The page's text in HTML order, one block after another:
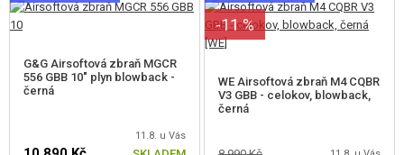
VZDUCHOVÉ ZBRANĚ, PRAKY
KULIČKY, PLYN
AKUMULÁTORY, NABÍJEČKY
G&G Airsoftová zbraň MGCR
556 GBB 10" plyn blowback -
černá
11.8. u Vás
-11 %
WE Airsoftová zbraň M4 CQBR
V3 GBB - celokov, blowback,
černá